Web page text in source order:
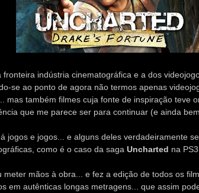
fronteira indústria cinematográfica e a dos
se ao ponto de agora não termos apenas
mas também filmes cuja fonte de inspiração teve
que me parece ser para continuar (e ainda
jogos e jogos... e alguns deles verdadeiramente
como é o caso da saga Uncharted na PS3.
meter mãos à obra... e fez a edição de todos os
em autênticas longas metragens... que assim